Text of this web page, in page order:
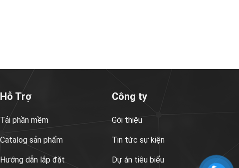
Hỗ Trợ
Tải phần mềm
Catalog sản phẩm
Hướng dẫn lắp đặt
Công ty
Gới thiệu
Tin tức sự kiện
Dự án tiêu biểu